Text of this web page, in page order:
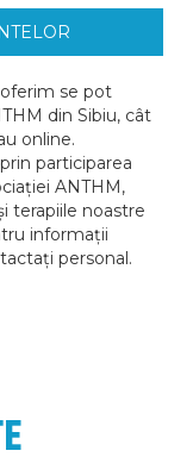
se pot
din Sibiu, cât
online.
participarea
ANTHM,
terapiile noastre
informații
personal.